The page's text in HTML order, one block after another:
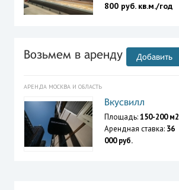
800 руб. кв.м./год
Возьмем в аренду Добавить
АРЕНДА МОСКВА И ОБЛАСТЬ
Вкусвилл
Площадь:150-200 м2
Арендная ставка: 36
000 руб.